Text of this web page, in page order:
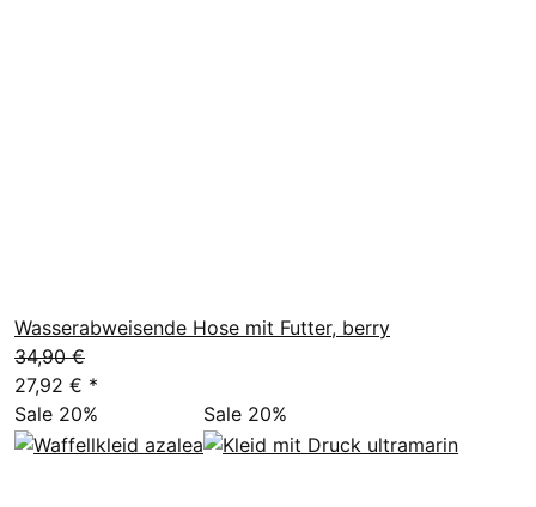
Wasserabweisende Hose mit Futter, berry
34,90 €
27,92 € *
Sale 20%
Sale 20%